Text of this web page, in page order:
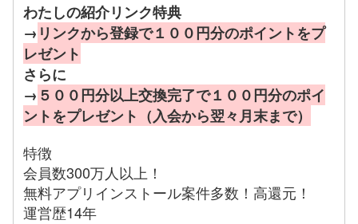
わたしの紹介リンク特典
→ リンクから登録で１００円分のポイントをプ
レゼント
さらに
→ ５００円分以上交換完了で１００円分のポイ
ントをプレゼント（入会から翌々月末まで）
特徴
会員数300万人以上！
無料アプリインストール案件多数！高還元！
運営歴14年